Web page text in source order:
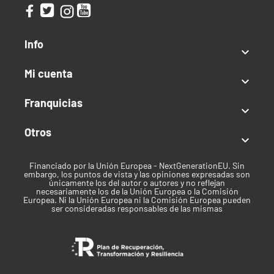
en contacto con nosotros al +34 633 33 75 85 (España)
prefiere, puede enviarnos un correo electrónico a
internacional@cogolandia.com y estaremos
Orgánico
No
Fase de Cultivo
Floración
Info

Mi cuenta

Franquicias

Otros

Financiado por la Unión Europea - NextGenerationEU. Sin
embargo, los puntos de vista y las opiniones expresadas son
únicamente los del autor o autores y no reflejan
necesariamente los de la Unión Europea o la Comisión
Europea. Ni la Unión Europea ni la Comisión Europea pueden
ser consideradas responsables de las mismas